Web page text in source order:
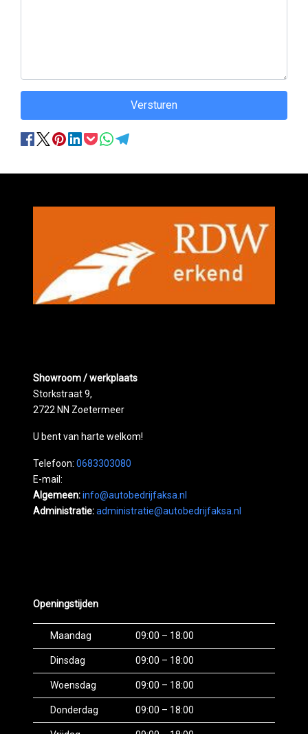
Versturen
Showroom / werkplaats
Storkstraat 9,
2722 NN Zoetermeer
U bent van harte welkom!
Telefoon: 0683303080
E-mail:
Algemeen:info@autobedrijfaksa.nl
Administratie:administratie@autobedrijfaksa.nl
Openingstijden
Maandag 09:00 – 18:00
Dinsdag 09:00 – 18:00
Woensdag 09:00 – 18:00
Donderdag 09:00 – 18:00